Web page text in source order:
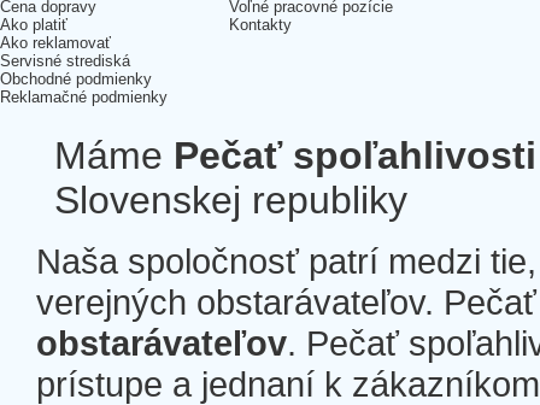
Cena dopravy
Ako platiť
Ako reklamovať
Servisné strediská
Obchodné podmienky
Reklamačné podmienky
Voľné pracovné pozície
Kontakty
Máme Pečať spoľahlivosti
Slovenskej republiky
Naša spoločnosť patrí medzi
verejných obstarávateľov.
obstarávateľov. Pečať
prístupe a jednaní k